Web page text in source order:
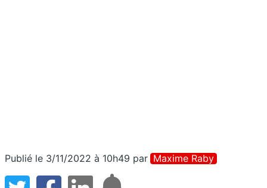
Publié le 3/11/2022 à 10h49 par Maxime Raby